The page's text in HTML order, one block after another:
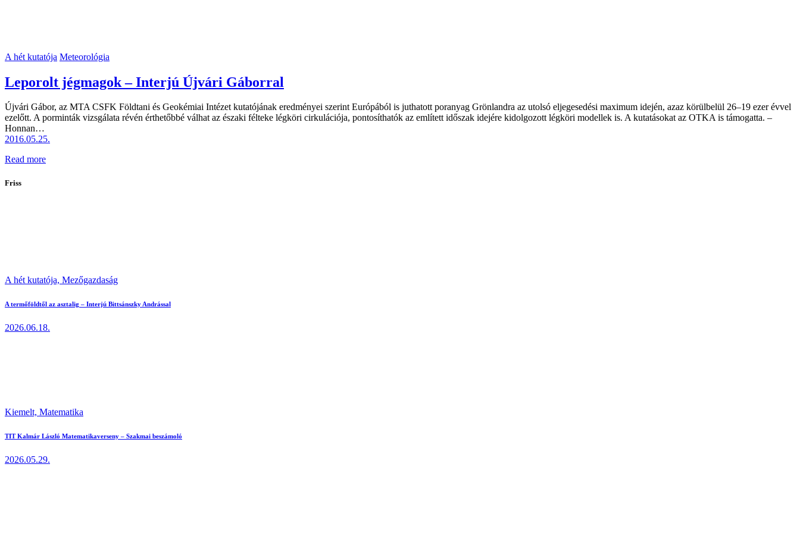
A hét kutatója Meteorológia
Leporolt jégmagok – Interjú Újvári Gáborral
Újvári Gábor, az MTA CSFK Földtani és Geokémiai Intézet kutatójának eredményei szerint Európából is juthatott poranyag Grönlandra az utolsó eljegesedési maximum idején, azaz körülbelül 26–19 ezer évvel
ezelőtt. A porminták vizsgálata révén érthetőbbé válhat az északi félteke légköri cirkulációja, pontosíthatók az említett időszak idejére kidolgozott légköri modellek is. A kutatásokat az OTKA is támogatta. –
Honnan…
2016.05.25.
Read more
Friss
A hét kutatója, Mezőgazdaság
A termőföldtől az asztalig – Interjú Bittsánszky Andrással
2026.06.18.
Kiemelt, Matematika
TIT Kalmár László Matematikaverseny – Szakmai beszámoló
2026.05.29.